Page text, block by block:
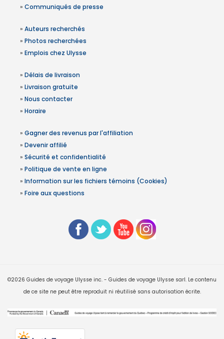
» Communiqués de presse
» Auteurs recherchés
» Photos recherchées
» Emplois chez Ulysse
» Délais de livraison
» Livraison gratuite
» Nous contacter
» Horaire
» Gagner des revenus par l'affiliation
» Devenir affilié
» Sécurité et confidentialité
» Politique de vente en ligne
» Information sur les fichiers témoins (Cookies)
» Foire aux questions
©2026 Guides de voyage Ulysse inc. - Guides de voyage Ulysse sarl. Le contenu
de ce site ne peut être reproduit ni réutilisé sans autorisation écrite.